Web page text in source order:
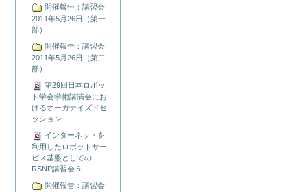
開催報告：講習会
2011年5月26日（第一
部）
開催報告：講習会
2011年5月26日（第二
部）
第29回日本ロボッ
ト学会学術講演会にお
けるオーガナイズドセ
ッション
インターネットを
利用したロボットサー
ビス基盤としての
RSNP講習会５
開催報告：講習会